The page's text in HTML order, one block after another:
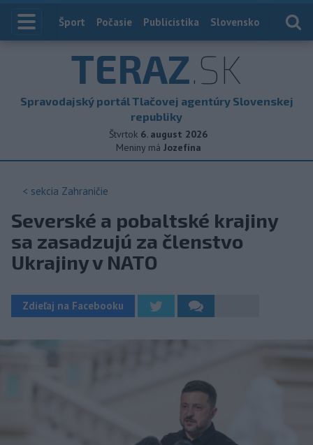
Index
Šport Počasie Publicistika Slovensko
TERAZ.SK
Spravodajský portál Tlačovej agentúry Slovenskej
republiky
Štvrtok 6. august 2026
Meniny má Jozefína
< sekcia Zahraničie
Severské a pobaltské krajiny
sa zasadzujú za členstvo
Ukrajiny v NATO
Zdieľaj na Facebooku